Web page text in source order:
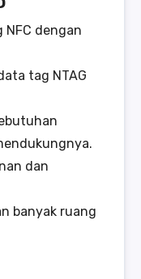
NFC dengan
tag NTAG
dan
banyak ruang